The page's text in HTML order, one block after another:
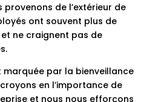
de l’extérieur de
ont souvent plus de
ne craignent pas de
par la bienveillance
en l’importance de
et nous nous efforçons